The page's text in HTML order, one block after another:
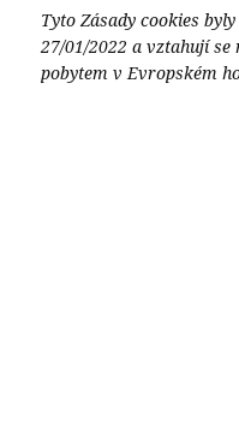
Tyto Zásady cookies
27/01/2022 a vztahují
pobytem v Evropském